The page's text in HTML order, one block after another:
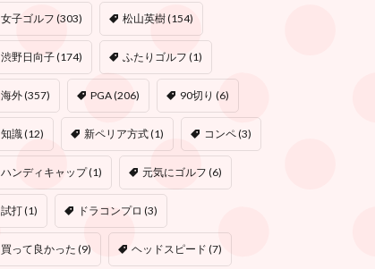
女子ゴルフ (303) 松山英樹(154)
渋野日向子(174) ふたりゴルフ (1)
海外(357) PGA(206) 90切り (6)
知識(12) 新ペリア方式(1) コンペ(3)
ハンディキャップ(1) 元気にゴルフ (6)
試打(1) ドラコンプロ (3)
買って良かった (9) ヘッドスピード (7)